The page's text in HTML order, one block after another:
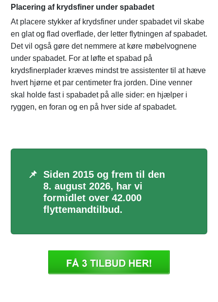
Placering af krydsfiner under spabadet
At placere stykker af krydsfiner under spabadet vil skabe
en glat og flad overflade, der letter flytningen af spabadet.
Det vil også gøre det nemmere at køre møbelvognene
under spabadet. For at løfte et spabad på
krydsfinerplader kræves mindst tre assistenter til at hæve
hvert hjørne et par centimeter fra jorden. Dine venner
skal holde fast i spabadet på alle sider: en hjælper i
ryggen, en foran og en på hver side af spabadet.
📌 Siden 2015 og frem til den
8. august 2026, har vi
formidlet over 42.000
flyttemandtilbud.